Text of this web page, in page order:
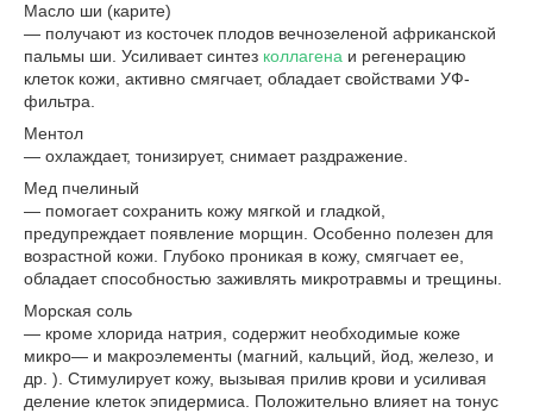
Масло ши (карите)
— получают из косточек плодов вечнозеленой африканской
пальмы ши. Усиливает синтез коллагена и регенерацию
клеток кожи, активно смягчает, обладает свойствами УФ-
фильтра.
Ментол
— охлаждает, тонизирует, снимает раздражение.
Мед пчелиный
— помогает сохранить кожу мягкой и гладкой,
предупреждает появление морщин. Особенно полезен для
возрастной кожи. Глубоко проникая в кожу, смягчает ее,
обладает способностью заживлять микротравмы и трещины.
Морская соль
— кроме хлорида натрия, содержит необходимые коже
микро— и макроэлементы (магний, кальций, йод, железо, и
др. ). Стимулирует кожу, вызывая прилив крови и усиливая
деление клеток эпидермиса. Положительно влияет на тонус